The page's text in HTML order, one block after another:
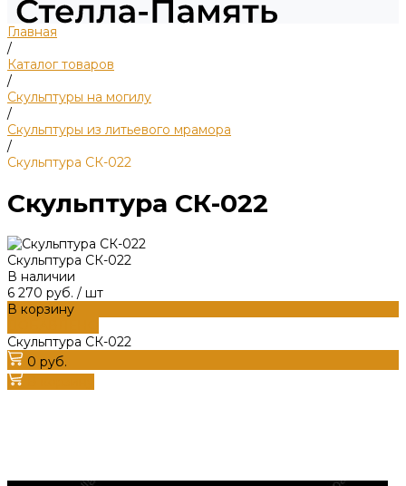
Главная
/
Каталог товаров
/
Скульптуры на могилу
/
Скульптуры из литьевого мрамора
/
Скульптура СК-022
Скульптура СК-022
Скульптура СК-022
В наличии
6 270 руб. / шт
В корзину
Скульптура СК-022
0 руб.